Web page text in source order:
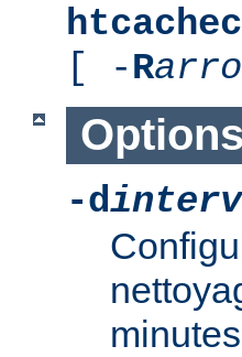
[ -R
Options
-d